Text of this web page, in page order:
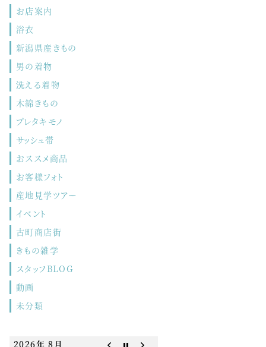
お店案内
浴衣
新潟県産きもの
男の着物
洗える着物
木綿きもの
プレタキモノ
サッシュ帯
おススメ商品
お客様フォト
産地見学ツアー
イベント
古町商店街
きもの雑学
スタッフBLOG
動画
未分類
2026年 8月